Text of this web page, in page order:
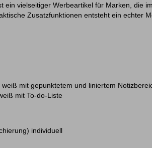
ein vielseitiger Werbeartikel für Marken, die
Zusatzfunktionen entsteht ein echter
mit gepunktetem und liniertem
mit To-do-Liste
individuell